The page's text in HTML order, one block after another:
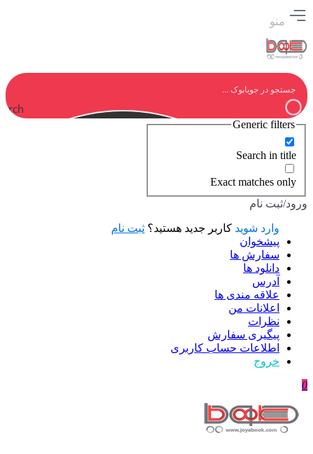
منو
Generic filters
Search in title
Exact matches only
ورود/ثبت نام
وارد شوید کاربر جدید هستید؟ ثبت نام
پیشخوان
سفارش ها
دانلود ها
آدرس
علاقه مندی ها
اعلانات من
نظرات
پیگیری سفارش
اطلاعات حساب كاربری
خروج
0